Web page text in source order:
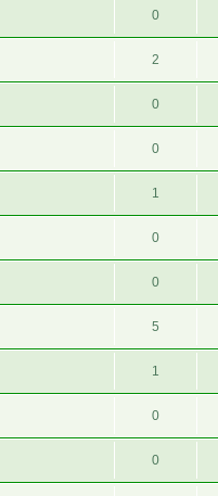
0
2
0
0
1
0
0
5
1
0
0